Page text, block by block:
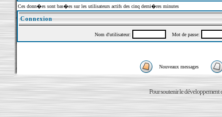
Ces donn�es sont bas�es sur les utilisateurs actifs des cinq derni�res minutes
Connexion
Nom d'utilisateur: Mot de passe:
Nouveaux messages
Pour soutenir le développement